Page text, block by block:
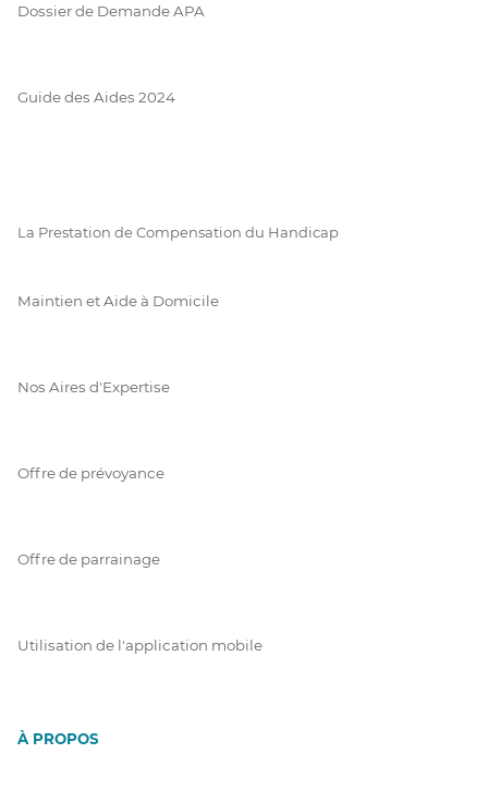
Dossier de Demande APA
Guide des Aides 2024
La Prestation de Compensation du Handicap
Maintien et Aide à Domicile
Nos Aires d'Expertise
Offre de prévoyance
Offre de parrainage
Utilisation de l'application mobile
À PROPOS